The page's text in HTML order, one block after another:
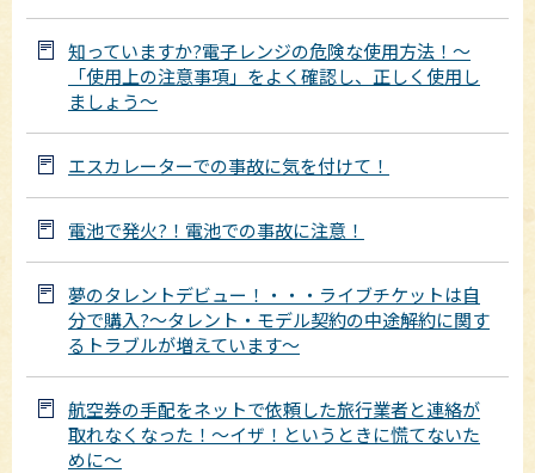
知っていますか?電子レンジの危険な使用方法！～
「使用上の注意事項」をよく確認し、正しく使用し
ましょう～
エスカレーターでの事故に気を付けて！
電池で発火?！電池での事故に注意！
夢のタレントデビュー！・・・ライブチケットは自
分で購入?～タレント・モデル契約の中途解約に関す
るトラブルが増えています～
航空券の手配をネットで依頼した旅行業者と連絡が
取れなくなった！～イザ！というときに慌てないた
めに～